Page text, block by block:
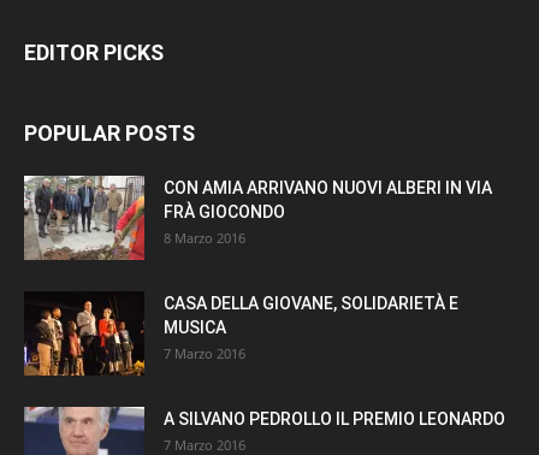
EDITOR PICKS
POPULAR POSTS
CON AMIA ARRIVANO NUOVI ALBERI IN VIA
FRÀ GIOCONDO
8 Marzo 2016
CASA DELLA GIOVANE, SOLIDARIETÀ E
MUSICA
7 Marzo 2016
A SILVANO PEDROLLO IL PREMIO LEONARDO
7 Marzo 2016